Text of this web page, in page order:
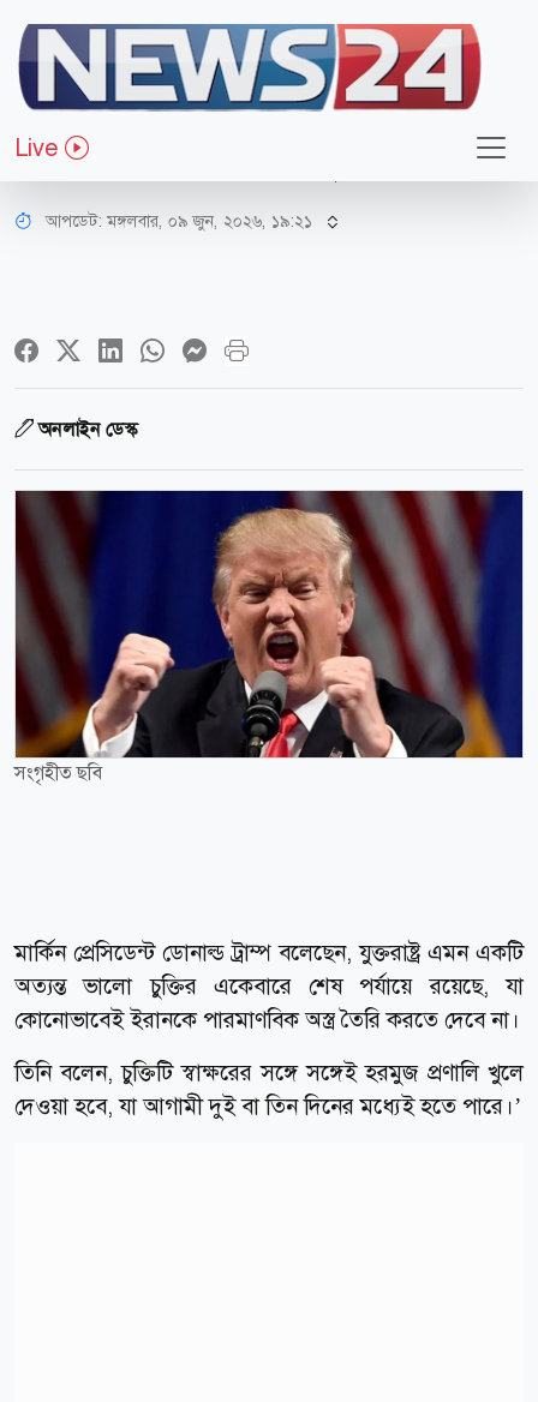
Live
আন্তর্জাতিক
আমরা একেবারে শেষ পর্যায়ে, দুই বা তিন
দিনের মধ্যেই হতে পারে চুক্তি: ট্রাম্প
আপডেট: মঙ্গলবার, ০৯ জুন, ২০২৬, ১৯:২১
অনলাইন ডেস্ক
সংগৃহীত ছবি
মার্কিন প্রেসিডেন্ট ডোনাল্ড ট্রাম্প বলেছেন, যুক্তরাষ্ট্র এমন একটি
অত্যন্ত ভালো চুক্তির একেবারে শেষ পর্যায়ে রয়েছে, যা
কোনোভাবেই ইরানকে পারমাণবিক অস্ত্র তৈরি করতে দেবে না।
তিনি বলেন, চুক্তিটি স্বাক্ষরের সঙ্গে সঙ্গেই হরমুজ প্রণালি খুলে
দেওয়া হবে, যা আগামী দুই বা তিন দিনের মধ্যেই হতে পারে।’